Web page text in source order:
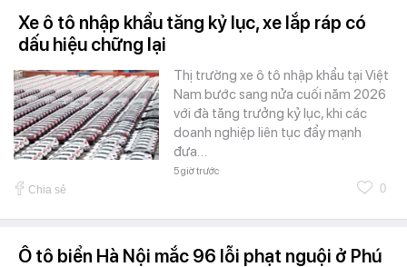
Xe ô tô nhập khẩu tăng kỷ lục, xe lắp ráp có
dấu hiệu chững lại
Thị trường xe ô tô nhập khẩu tại Việt
Nam bước sang nửa cuối năm 2026
với đà tăng trưởng kỷ lục, khi các
doanh nghiệp liên tục đẩy mạnh
đưa…
5 giờ trước
Chia sẻ 0
Ô tô biển Hà Nội mắc 96 lỗi phạt nguội ở Phú